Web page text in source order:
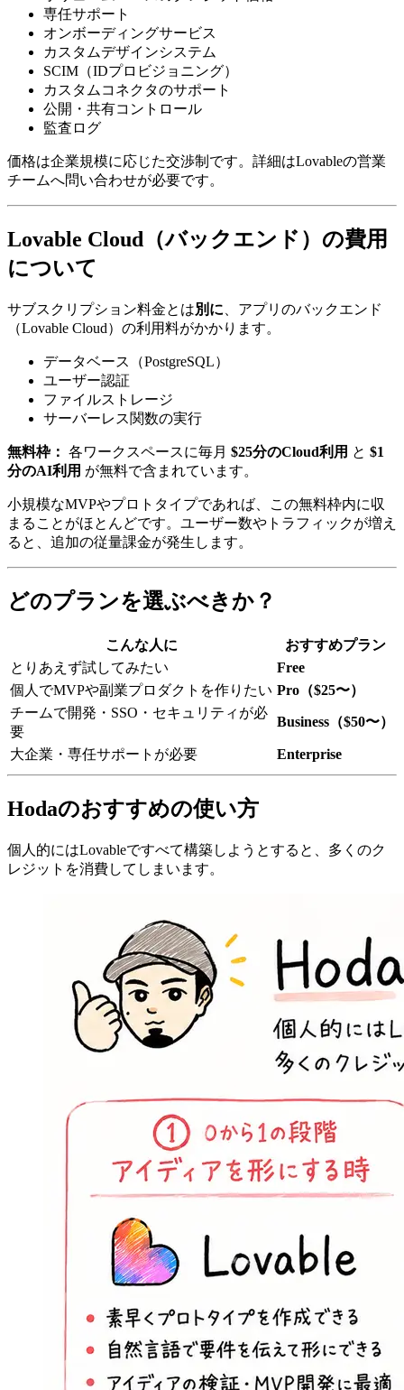
専任サポート
オンボーディングサービス
カスタムデザインシステム
SCIM（IDプロビジョニング）
カスタムコネクタのサポート
公開・共有コントロール
監査ログ
価格は企業規模に応じた交渉制です。詳細はLovableの営業
チームへ問い合わせが必要です。
Lovable Cloud（バックエンド）の費用
について
サブスクリプション料金とは別に 、アプリのバックエンド
（Lovable Cloud）の利用料がかかります。
データベース（PostgreSQL）
ユーザー認証
ファイルストレージ
サーバーレス関数の実行
無料枠： 各ワークスペースに毎月 $25分のCloud利用 と $1
分のAI利用 が無料で含まれています。
小規模なMVPやプロトタイプであれば、この無料枠内に収
まることがほとんどです。ユーザー数やトラフィックが増え
ると、追加の従量課金が発生します。
どのプランを選ぶべきか？
こんな人に
おすすめプラン
とりあえず試してみたい
Free
個人でMVPや副業プロダクトを作りたい Pro（$25〜）
チームで開発・SSO・セキュリティが必
要
Business（$50〜）
大企業・専任サポートが必要 Enterprise
Hodaのおすすめの使い方
個人的にはLovableですべて構築しようとすると、多くのク
レジットを消費してしまいます。